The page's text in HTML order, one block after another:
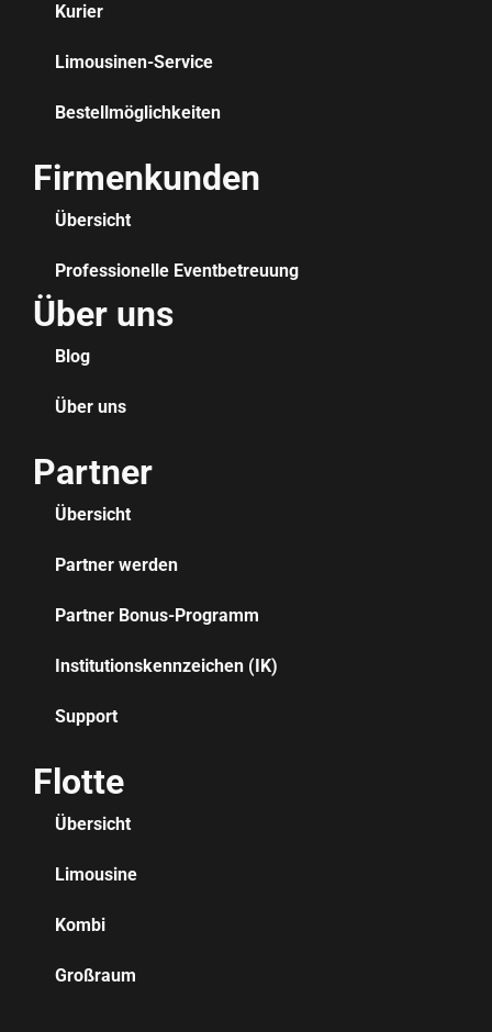
Kurier
Limousinen-Service
Bestellmöglichkeiten
Firmenkunden
Übersicht
Professionelle Eventbetreuung
Über uns
Blog
Über uns
Partner
Übersicht
Partner werden
Partner Bonus-Programm
Institutionskennzeichen (IK)
Support
Flotte
Übersicht
Limousine
Kombi
Großraum